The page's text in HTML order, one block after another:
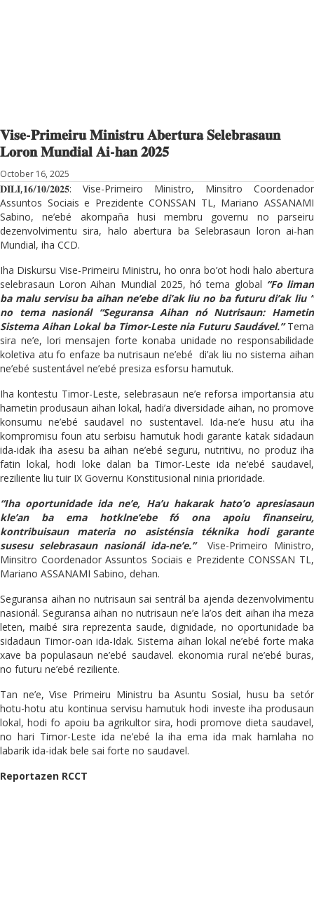
𝐕𝐢𝐬𝐞-𝐏𝐫𝐢𝐦𝐞𝐢𝐫𝐮 𝐌𝐢𝐧𝐢𝐬𝐭𝐫𝐮 𝐀𝐛𝐞𝐫𝐭𝐮𝐫𝐚 𝐒𝐞𝐥𝐞𝐛𝐫𝐚𝐬𝐚𝐮𝐧
𝐋𝐨𝐫𝐨𝐧 𝐌𝐮𝐧𝐝𝐢𝐚𝐥 𝐀𝐢-𝐡𝐚𝐧 𝟐𝟎𝟐𝟓
October 16, 2025
𝐃𝐈𝐋𝐈,𝟏𝟔/𝟏𝟎/𝟐𝟎𝟐𝟓: Vise-Primeiro Ministro, Minsitro Coordenador
Assuntos Sociais e Prezidente CONSSAN TL, Mariano ASSANAMI
Sabino, ne’ebé akompaña husi membru governu no parseiru
dezenvolvimentu sira, halo abertura ba Selebrasaun loron ai-han
Mundial, iha CCD.
Iha Diskursu Vise-Primeiru Ministru, ho onra bo’ot hodi halo abertura
selebrasaun Loron Aihan Mundial 2025, hó tema global “Fo liman
ba malu servisu ba aihan ne’ebe di’ak liu no ba futuru di’ak liu ”
no tema nasionál “Seguransa Aihan nó Nutrisaun: Hametin
Sistema Aihan Lokal ba Timor-Leste nia Futuru Saudável.”Tema
sira ne’e, lori mensajen forte konaba unidade no responsabilidade
koletiva atu fo enfaze ba nutrisaun ne’ebé di’ak liu no sistema aihan
ne’ebé sustentável ne’ebé presiza esforsu hamutuk.
Iha kontestu Timor-Leste, selebrasaun ne’e reforsa importansia atu
hametin produsaun aihan lokal, hadi’a diversidade aihan, no promove
konsumu ne’ebé saudavel no sustentavel. Ida-ne’e husu atu iha
kompromisu foun atu serbisu hamutuk hodi garante katak sidadaun
ida-idak iha asesu ba aihan ne’ebé seguru, nutritivu, no produz iha
fatin lokal, hodi loke dalan ba Timor-Leste ida ne’ebé saudavel,
reziliente liu tuir IX Governu Konstitusional ninia prioridade.
“Iha oportunidade ida ne’e, Ha’u hakarak hato’o apresiasaun
kle’an ba ema hotklne’ebe fó ona apoiu finanseiru,
kontribuisaun materia no asisténsia téknika hodi garante
susesu selebrasaun nasionál ida-ne’e.”Vise-Primeiro Ministro,
Minsitro Coordenador Assuntos Sociais e Prezidente CONSSAN TL,
Mariano ASSANAMI Sabino, dehan.
Seguransa aihan no nutrisaun sai sentrál ba ajenda dezenvolvimentu
nasionál. Seguransa aihan no nutrisaun ne’e la’os deit aihan iha meza
leten, maibé sira reprezenta saude, dignidade, no oportunidade ba
sidadaun Timor-oan ida-Idak. Sistema aihan lokal ne’ebé forte maka
xave ba populasaun ne’ebé saudavel. ekonomia rural ne’ebé buras,
no futuru ne’ebé reziliente.
Tan ne’e, Vise Primeiru Ministru ba Asuntu Sosial, husu ba setór
hotu-hotu atu kontinua servisu hamutuk hodi investe iha produsaun
lokal, hodi fo apoiu ba agrikultor sira, hodi promove dieta saudavel,
no hari Timor-Leste ida ne’ebé la iha ema ida mak hamlaha no
labarik ida-idak bele sai forte no saudavel.
Reportazen RCCT